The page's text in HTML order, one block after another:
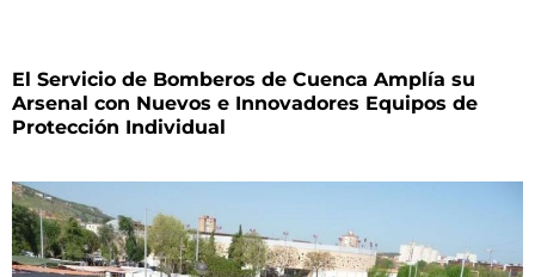
El Servicio de Bomberos de Cuenca Amplía su
Arsenal con Nuevos e Innovadores Equipos de
Protección Individual